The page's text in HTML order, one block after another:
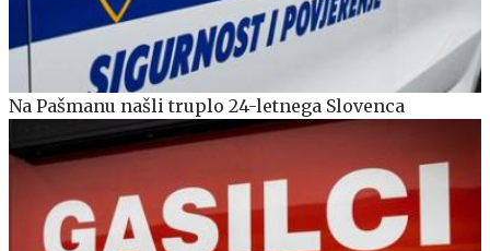
Na Pašmanu našli truplo 24-letnega Slovenca